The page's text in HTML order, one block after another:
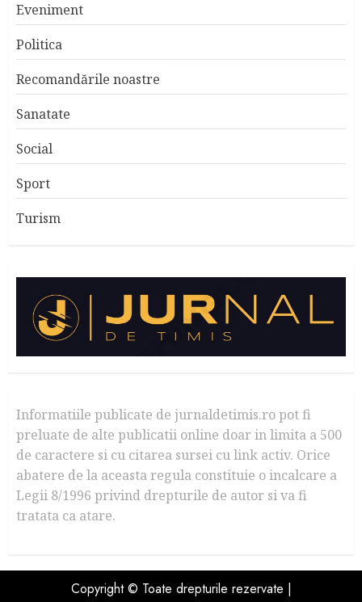
Eveniment
Politica
Recomandările noastre
Sanatate
Social
Sport
Turism
Informatiile publicate de jurnaldetimis.ro pot fi
preluate de alte publicatii online doar in limita a 500
de caractere si cu citarea sursei cu link activ. Orice
abatere de la aceasta regula constituie o incalcare a
Legii 8/1996 privind drepturile de autor si va fi
tratata ca atare.
Copyright © Toate drepturile rezervate |